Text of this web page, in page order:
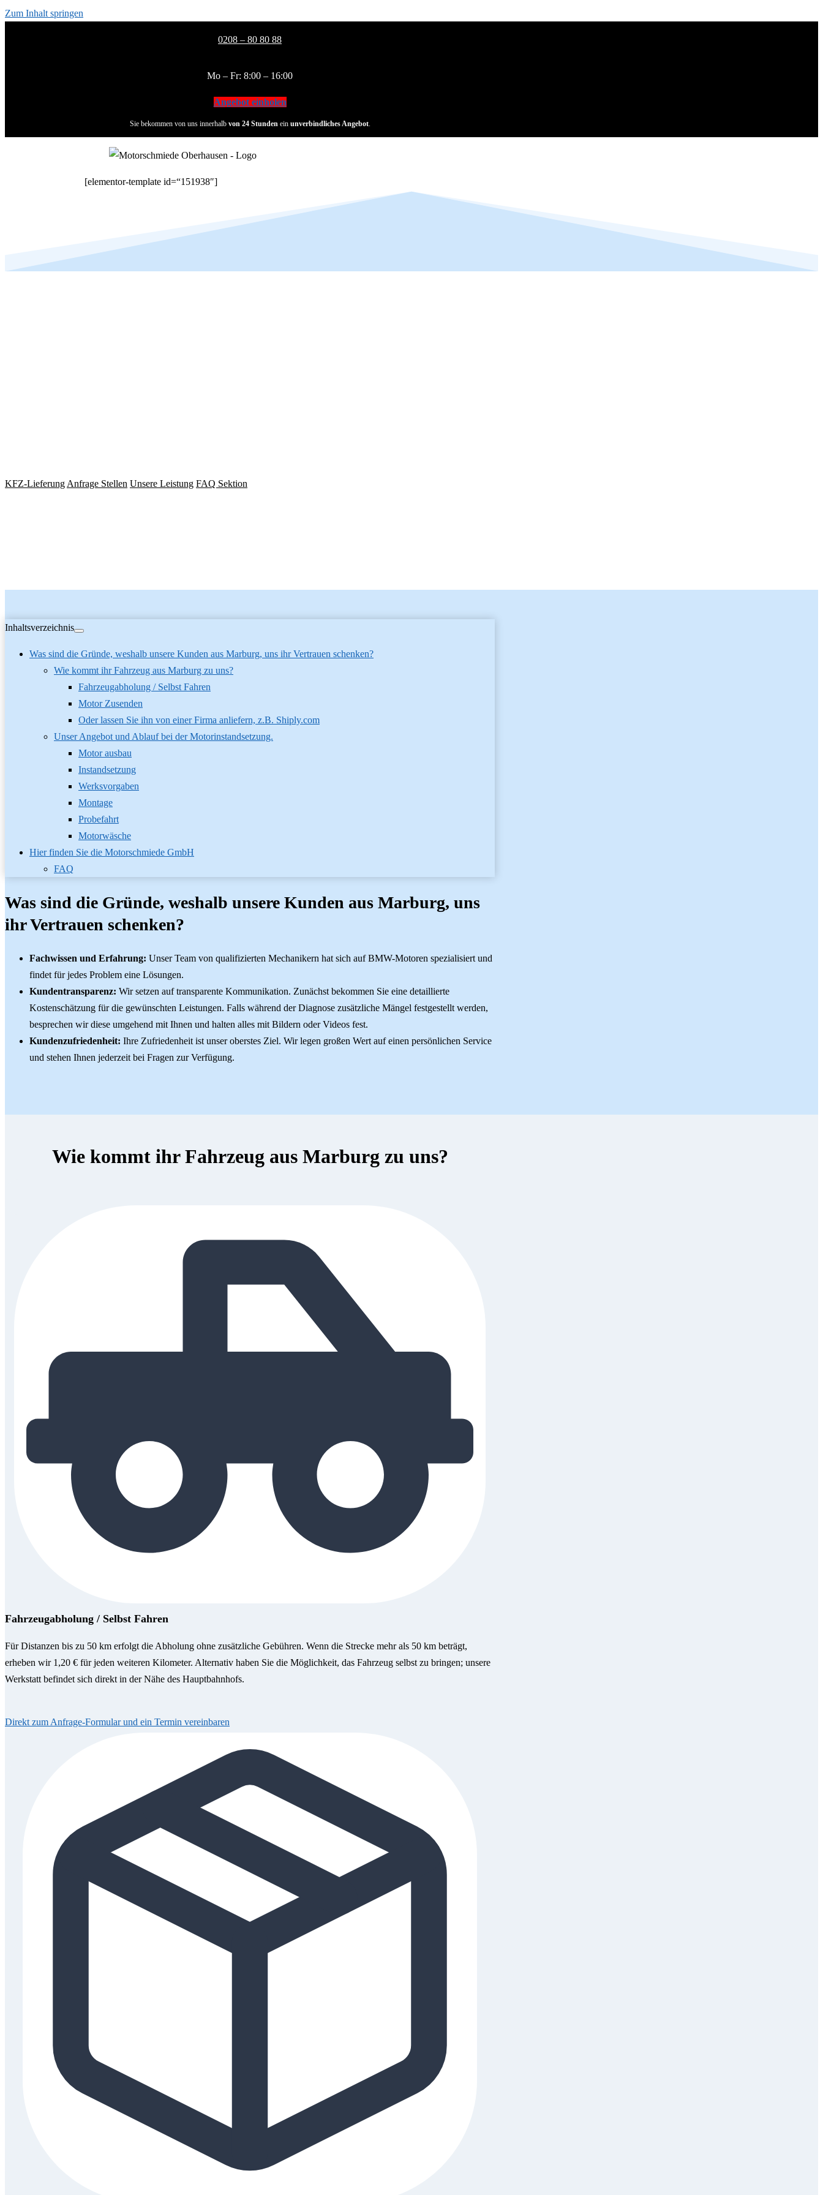
Zum Inhalt springen
0208 – 80 80 88
Mo – Fr: 8:00 – 16:00
Angebot einholen
Sie bekommen von uns innerhalb von 24 Stundenein unverbindliches Angebot.
[elementor-template id=“151938″]
KFZ-Lieferung Anfrage Stellen Unsere Leistung FAQ Sektion
Inhaltsverzeichnis
Was sind die Gründe, weshalb unsere Kunden aus Marburg, uns ihr Vertrauen schenken?
Wie kommt ihr Fahrzeug aus Marburg zu uns?
Fahrzeugabholung / Selbst Fahren
Motor Zusenden
Oder lassen Sie ihn von einer Firma anliefern, z.B. Shiply.com
Unser Angebot und Ablauf bei der Motorinstandsetzung.
Motor ausbau
Instandsetzung
Werksvorgaben
Montage
Probefahrt
Motorwäsche
Hier finden Sie die Motorschmiede GmbH
FAQ
Was sind die Gründe, weshalb unsere Kunden aus Marburg, uns
ihr Vertrauen schenken?
Fachwissen und Erfahrung: Unser Team von qualifizierten Mechanikern hat sich auf BMW-Motoren spezialisiert und
findet für jedes Problem eine Lösungen.
Kundentransparenz: Wir setzen auf transparente Kommunikation. Zunächst bekommen Sie eine detaillierte
Kostenschätzung für die gewünschten Leistungen. Falls während der Diagnose zusätzliche Mängel festgestellt werden,
besprechen wir diese umgehend mit Ihnen und halten alles mit Bildern oder Videos fest.
Kundenzufriedenheit: Ihre Zufriedenheit ist unser oberstes Ziel. Wir legen großen Wert auf einen persönlichen Service
und stehen Ihnen jederzeit bei Fragen zur Verfügung.
Wie kommt ihr Fahrzeug aus Marburg zu uns?
Fahrzeugabholung / Selbst Fahren
Für Distanzen bis zu 50 km erfolgt die Abholung ohne zusätzliche Gebühren. Wenn die Strecke mehr als 50 km beträgt,
erheben wir 1,20 € für jeden weiteren Kilometer. Alternativ haben Sie die Möglichkeit, das Fahrzeug selbst zu bringen; unsere
Werkstatt befindet sich direkt in der Nähe des Hauptbahnhofs.
Direkt zum Anfrage-Formular und ein Termin vereinbaren